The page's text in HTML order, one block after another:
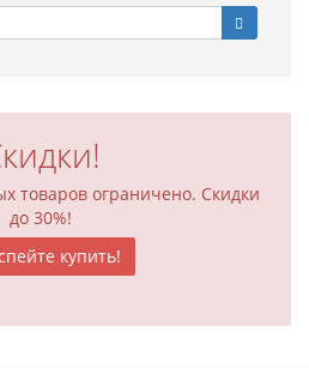
товаров ограничено. Скидки
до 30%!
купить!